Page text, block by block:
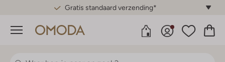
Gratis standaard verzending*
Menu